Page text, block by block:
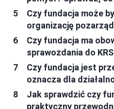
Czy fundacja może
organizację
Czy fundacja ma
sprawozdania do
Czy fundacja jest
oznacza dla
Jak sprawdzić czy
praktyczny